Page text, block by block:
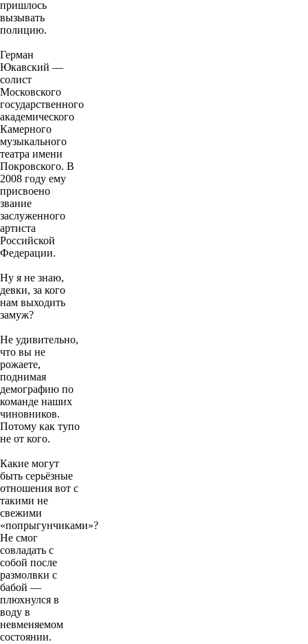
пришлось
вызывать
полицию.
Герман
Юкавский —
солист
Московского
государственного
академического
Камерного
музыкального
театра имени
Покровского. В
2008 году ему
присвоено
звание
заслуженного
артиста
Российской
Федерации.
Ну я не знаю,
девки, за кого
нам выходить
замуж?
Не удивительно,
что вы не
рожаете,
поднимая
демографию по
команде наших
чиновников.
Потому как тупо
не от кого.
Какие могут
быть серьёзные
отношения вот с
такими не
свежими
«попрыгунчиками»?
Не смог
совладать с
собой после
размолвки с
бабой —
плюхнулся в
воду в
невменяемом
состоянии.